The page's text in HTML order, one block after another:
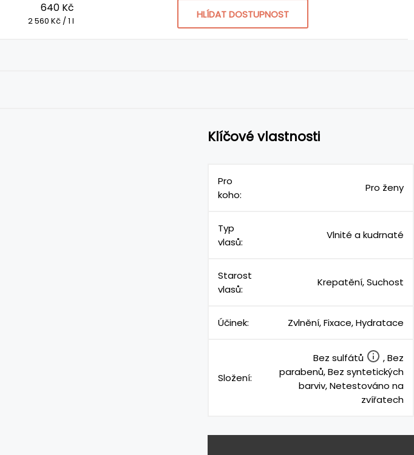
640 Kč
2 560 Kč / 1 l
HLÍDAT DOSTUPNOST
Klíčové vlastnosti
Pro
koho:
Pro ženy
Typ
vlasů:
Vlnité a kudrnaté
Starost
vlasů:
Krepatění, Suchost
Účinek: Zvlnění, Fixace, Hydratace
Složení:
Bez sulfátů
, Bez
parabenů, Bez syntetických
barviv, Netestováno na
zvířatech